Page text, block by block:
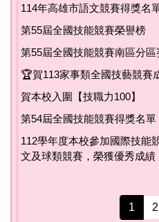
114年高雄市語文競賽得獎名
第55屆全國技能競賽榮譽榜
第55屆全國技能競賽南區分
🏆賀113家事類全國技藝競賽
賀本校入圍【技職力100】
第54屆全國技能競賽得獎名單
112學年度本校參加國際技能
文及球類競賽，榮獲優秀成
1 2